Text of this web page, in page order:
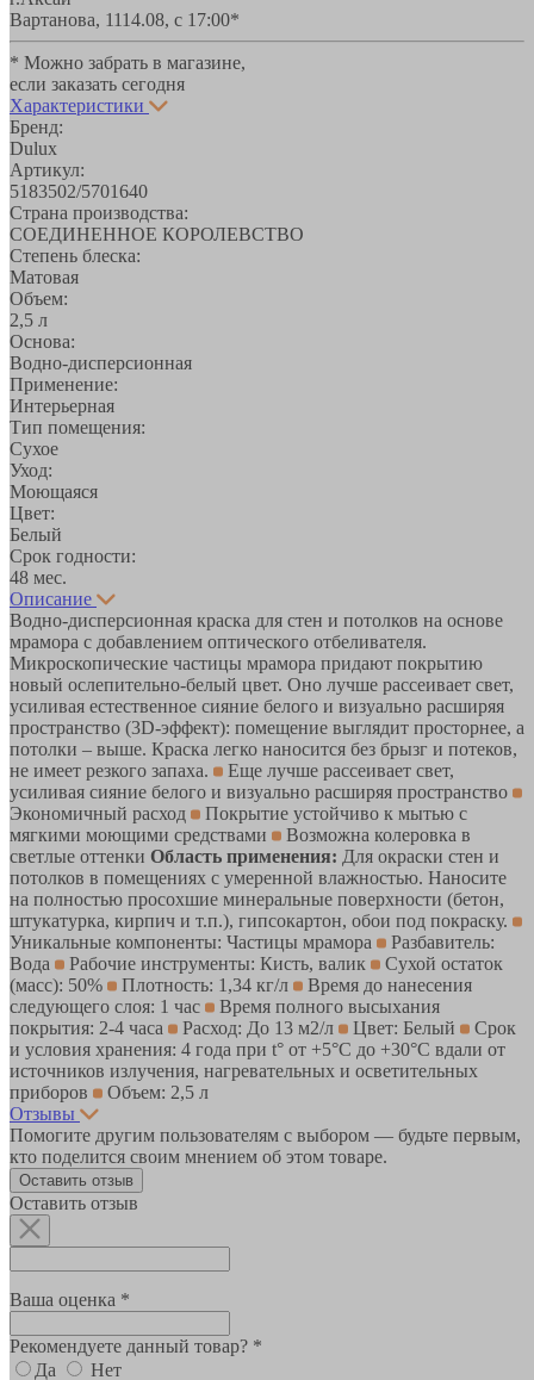
Вартанова, 1114.08, с 17:00*
* Можно забрать в магазине,
если заказать сегодня
Характеристики
Бренд:
Dulux
Артикул:
5183502/5701640
Страна производства:
СОЕДИНЕННОЕ КОРОЛЕВСТВО
Степень блеска:
Матовая
Объем:
2,5 л
Основа:
Водно-дисперсионная
Применение:
Интерьерная
Тип помещения:
Сухое
Уход:
Моющаяся
Цвет:
Белый
Срок годности:
48 мес.
Описание
Водно-дисперсионная краска для стен и потолков на основе
мрамора с добавлением оптического отбеливателя.
Микроскопические частицы мрамора придают покрытию
новый ослепительно-белый цвет. Оно лучше рассеивает свет,
усиливая естественное сияние белого и визуально расширяя
пространство (3D-эффект): помещение выглядит просторнее, а
потолки – выше. Краска легко наносится без брызг и потеков,
не имеет резкого запаха.
Еще лучше рассеивает свет,
усиливая сияние белого и визуально расширяя пространство
Экономичный расход
Покрытие устойчиво к мытью с
мягкими моющими средствами
Возможна колеровка в
светлые оттенки Область применения: Для окраски стен и
потолков в помещениях с умеренной влажностью. Наносите
на полностью просохшие минеральные поверхности (бетон,
штукатурка, кирпич и т.п.), гипсокартон, обои под покраску.
Уникальные компоненты: Частицы мрамора
Разбавитель:
Вода
Рабочие инструменты: Кисть, валик
Сухой остаток
(масс): 50%
Плотность: 1,34 кг/л
Время до нанесения
следующего слоя: 1 час
Время полного высыхания
покрытия: 2-4 часа
Расход: До 13 м2/л Цвет: Белый
Срок
и условия хранения: 4 года при t° от +5°С до +30°С вдали от
источников излучения, нагревательных и осветительных
приборов
Объем: 2,5 л
Отзывы
Помогите другим пользователям с выбором — будьте первым,
кто поделится своим мнением об этом товаре.
Оставить отзыв
Оставить отзыв
Ваша оценка *
Рекомендуете данный товар? *
Да
Нет